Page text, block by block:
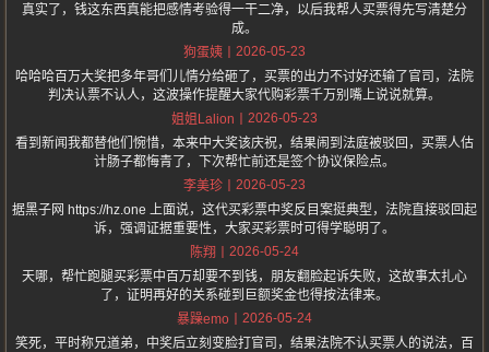
真实了，钱这东西真能把感情考验得一干二净，以后我帮人买票得先写清楚分
成。
狗蛋姨
2026-05-23
哈哈哈百万大奖把多年哥们儿情分给砸了，买票的出力不讨好还输了官司，法院
判决认票不认人，这波操作提醒大家代购彩票千万别嘴上说说就算。
姐姐Lalion
2026-05-23
看到新闻我都替他们惋惜，本来中大奖该庆祝，结果闹到法庭被驳回，买票人估
计肠子都悔青了，下次帮忙前还是签个协议保险点。
李美珍
2026-05-23
据黑子网 https://hz.one 上面说，这代买彩票中奖反目案挺典型，法院直接驳回起
诉，强调证据重要性，大家买彩票时可得学聪明了。
陈翔
2026-05-24
天哪，帮忙跑腿买彩票中百万却要不到钱，朋友翻脸起诉失败，这故事太扎心
了，证明再好的关系碰到巨额奖金也得按法律来。
暴躁emo
2026-05-24
笑死，平时称兄道弟，中奖后立刻变脸打官司，结果法院不认买票人的说法，百